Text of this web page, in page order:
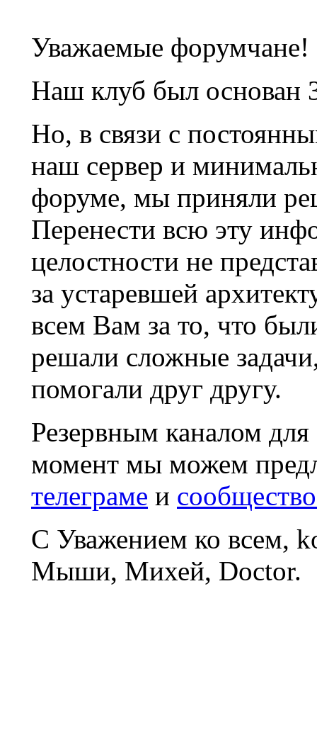
Уважаемые форумчане!
Наш клуб был основан
Но, в связи с
наш сервер и
форуме, мы приняли
Перенести всю эту
целостности не
за устаревшей
всем Вам за то, что
решали сложные
помогали друг другу.
Резервным каналом
момент мы можем
телеграме и
С Уважением ко всем,
Мыши, Михей, Doctor.